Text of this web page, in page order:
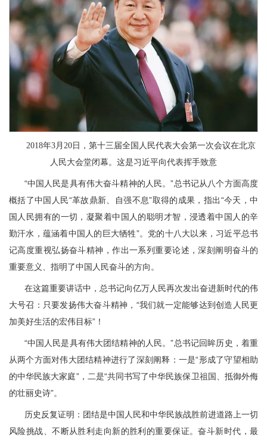
2018年3月20日，第十三届全国人民代表大会第一次会议在北京
人民大会堂闭幕。这是习近平向代表挥手致意
“中国人民是具有伟大奋斗精神的人民。”总书记从八个方面高度
概括了中国人民“革故鼎新、自强不息”取得的成果，指出“今天，中
国人民拥有的一切，凝聚着中国人的聪明才智，浸透着中国人的辛
勤汗水，蕴涵着中国人的巨大牺牲”。党的十八大以来，习近平总书
记高度重视弘扬奋斗精神，作出一系列重要论述，深刻阐明奋斗的
重要意义、指明了中国人民奋斗的方向。
在这篇重要讲话中，总书记向亿万人民再次发出奋进新时代的伟
大号召：只要发扬伟大奋斗精神，“我们就一定能够达到创造人民更
加美好生活的宏伟目标”！
“中国人民是具有伟大团结精神的人民。”总书记回眸历史，着重
从两个方面对伟大团结精神进行了深刻阐释：一是“形成了守望相助
的中华民族大家庭”，二是“共同书写了中华民族保卫祖国、抵御外侮
的壮丽史诗”。
历史反复证明：团结是中国人民和中华民族战胜前进道路上一切
风险挑战、不断从胜利走向新的胜利的重要保证。奋斗新时代，最